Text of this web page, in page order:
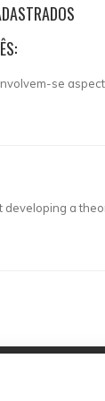
se
developing a